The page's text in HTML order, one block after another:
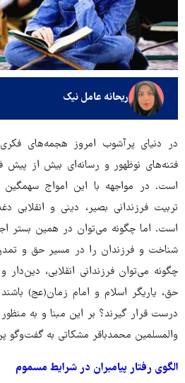
ریحانه عامل نیک
در دنیای پرآشوب امروز هجمه‌های
فتنه‌های نوظهور و رسانه‌ای بیش از پیش
است. در مواجهه با این امواج سهمگین
تربیت فرزندانی بصیر، دینی و انقلابی
است. اما چگونه می‌توان در همین بستر
شناخت و فرزندان را در مسیر حق و
چگونه می‌توان فرزندانی انقلابی،
حق، یاریگر اسلام و امام زمان(عج)
درست قرار گیرند؟ بر این مبنا و به
والمسلمین محمدباقر مشکاتی به گفت‌وگو
الگوی رفتار پیامبران در شرایط مسموم